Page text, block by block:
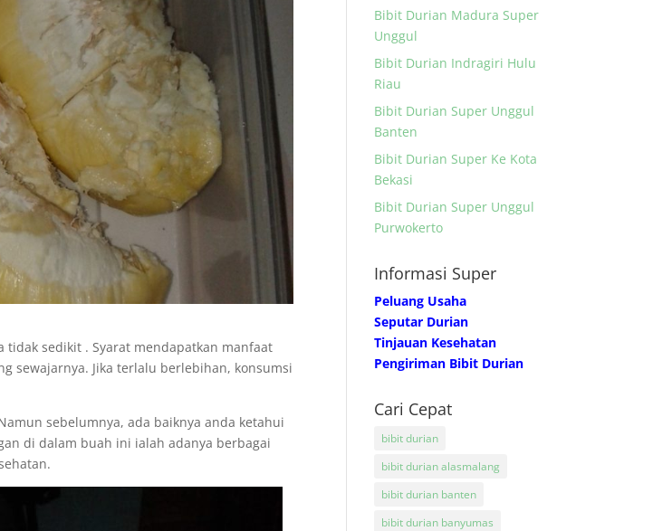
sedikit . Syarat mendapatkan manfaat
sewajarnya. Jika terlalu berlebihan, konsumsi
sebelumnya, ada baiknya anda ketahui
di dalam buah ini ialah adanya berbagai
Bibit Durian Madura Super
Unggul
Bibit Durian Indragiri Hulu
Riau
Bibit Durian Super Unggul
Banten
Bibit Durian Super Ke Kota
Bekasi
Bibit Durian Super Unggul
Purwokerto
Informasi Super
Peluang Usaha
Seputar Durian
Tinjauan Kesehatan
Pengiriman Bibit Durian
Cari Cepat
bibit durian
bibit durian alasmalang
bibit durian banten
bibit durian banyumas